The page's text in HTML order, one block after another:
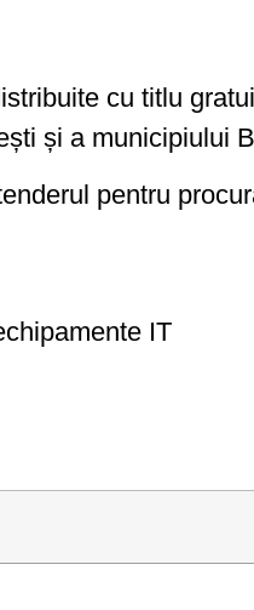
cu titlu
și a municipiului
pentru
IT